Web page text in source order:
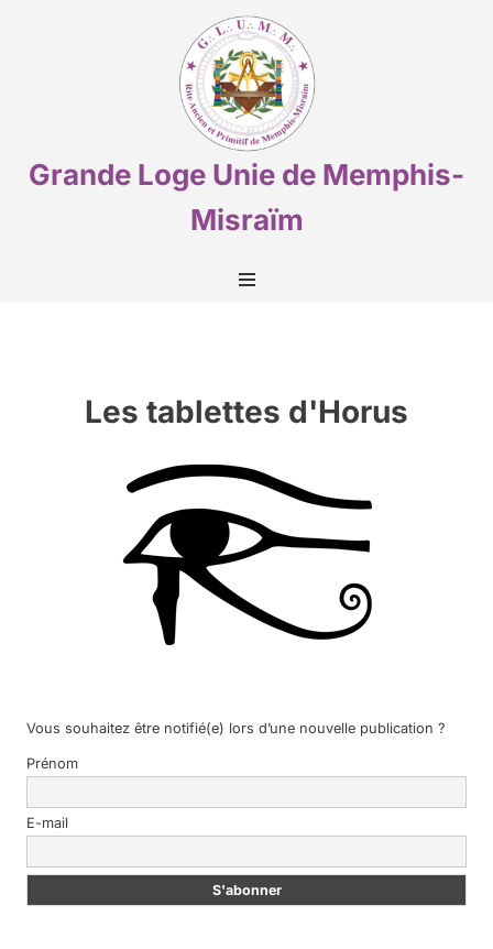
Grande Loge Unie de Memphis-
Misraïm
Les tablettes d'Horus
Vous souhaitez être notifié(e) lors d’une nouvelle publication ?
Prénom
E-mail